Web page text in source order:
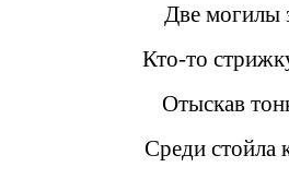
Две могилы
Кто-то
Отыскав
Среди стойла